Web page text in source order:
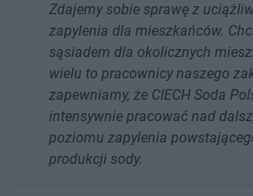
Zdajemy sobie sprawę z
zapylenia dla mieszkańców.
sąsiadem dla okolicznych
wielu to pracownicy naszego
zapewniamy, że CIECH Soda
intensywnie pracować nad
poziomu zapylenia
produkcji sody.